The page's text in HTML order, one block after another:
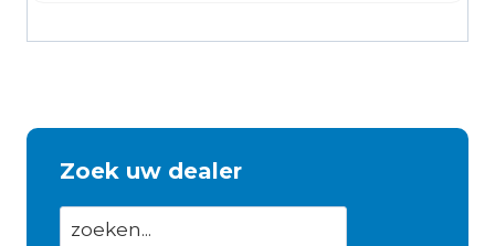
Zoek uw dealer